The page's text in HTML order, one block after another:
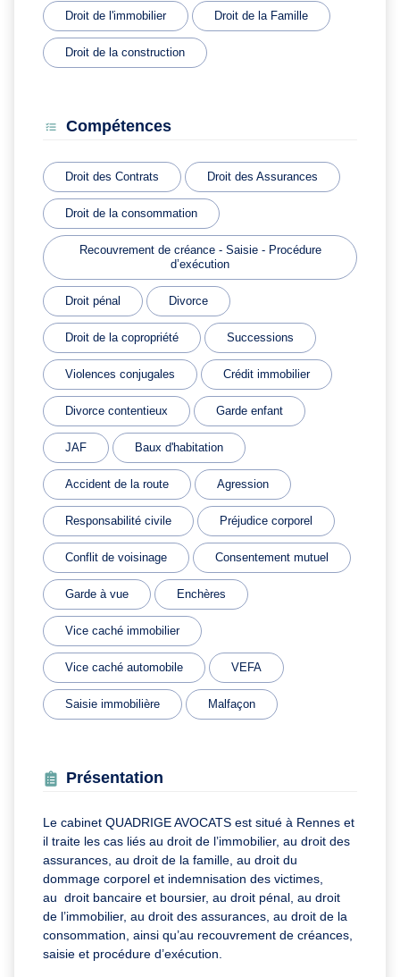
Droit de l'immobilier Droit de la Famille
Droit de la construction
Compétences
Droit des Contrats Droit des Assurances
Droit de la consommation
Recouvrement de créance - Saisie - Procédure
d’exécution
Droit pénal Divorce
Droit de la copropriété Successions
Violences conjugales Crédit immobilier
Divorce contentieux Garde enfant
JAF Baux d'habitation
Accident de la route Agression
Responsabilité civile Préjudice corporel
Conflit de voisinage Consentement mutuel
Garde à vue Enchères
Vice caché immobilier
Vice caché automobile VEFA
Saisie immobilière Malfaçon
Présentation
Le cabinet QUADRIGE AVOCATS est situé à Rennes et
il traite les cas liés au droit de l’immobilier, au droit des
assurances, au droit de la famille, au droit du
dommage corporel et indemnisation des victimes,
au droit bancaire et boursier, au droit pénal, au droit
de l’immobilier, au droit des assurances, au droit de la
consommation, ainsi qu’au recouvrement de créances,
saisie et procédure d’exécution.